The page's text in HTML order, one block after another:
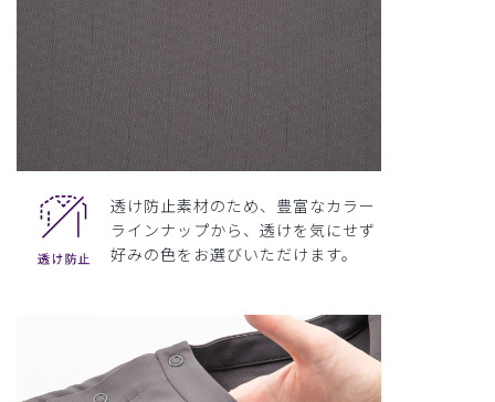
透け防止素材のため、豊富なカラー
ラインナップから、透けを気にせず
好みの色をお選びいただけます。